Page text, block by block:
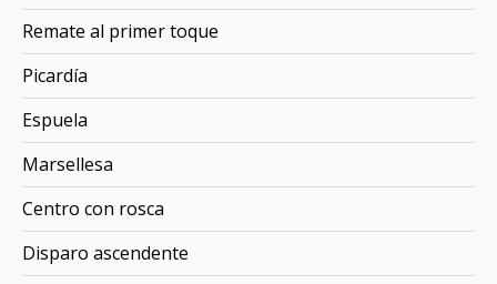
Remate al primer toque
Picardía
Espuela
Marsellesa
Centro con rosca
Disparo ascendente